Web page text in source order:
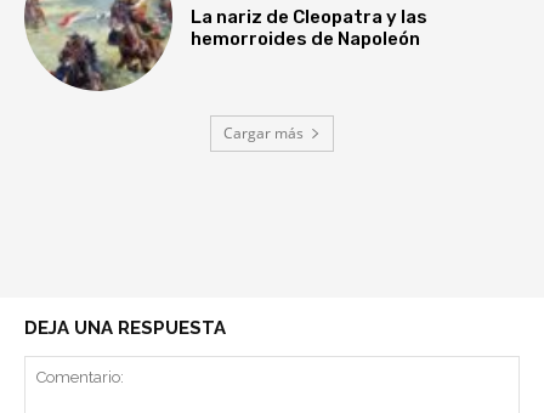
La nariz de Cleopatra y las
hemorroides de Napoleón
Cargar más
DEJA UNA RESPUESTA